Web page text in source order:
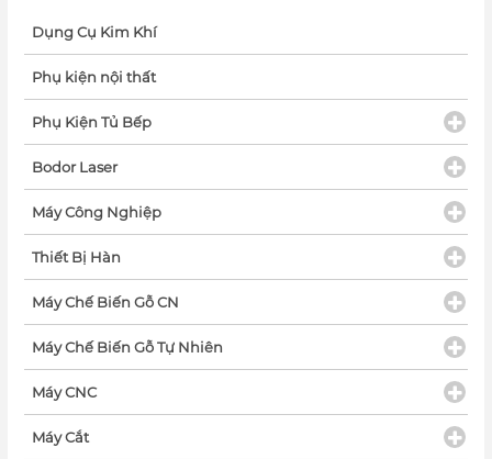
Dụng Cụ Kim Khí
Phụ kiện nội thất
Phụ Kiện Tủ Bếp
Bodor Laser
Máy Công Nghiệp
Thiết Bị Hàn
Máy Chế Biến Gỗ CN
Máy Chế Biến Gỗ Tự Nhiên
Máy CNC
Máy Cắt